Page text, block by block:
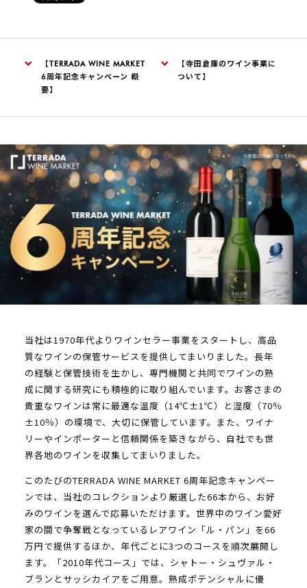
【TERRADA WINE MARKET
6周年記念キャンペーン 概
要】
【寺田倉庫のワイン事業に
ついて】
当社は1970年代よりワインセラー事業をスタートし、高品
質なワインの保管サービスを提供してまいりました。長年
の経験と保管技術を生かし、専門機関と共同でワインの熟
成に関する研究にも積極的に取り組んでいます。お客さまの
貴重なワインは常に最適な温度（14℃±1℃）と湿度（70％
±10％）の環境で、大切に保管しています。また、ワイナ
リーやインポーターと信頼関係を築きながら、自社でも世
界各地のワインを収集してまいりました。
このたびのTERRADA WINE MARKET 6周年記念キャンペー
ンでは、当社のコレクションより厳選した66本から、お好
みのワインを選んで応募いただけます。世界中のワイン愛好
家の間で争奪戦となっているレアワイン「ル・パン」を66
万円で提供するほか、年代ごとに3つのコースを順次展開し
ます。「2010年代コース」では、シャトー・シュヴァル・
ブランとサッシカイアをご用意。熟成ポテンシャルに優